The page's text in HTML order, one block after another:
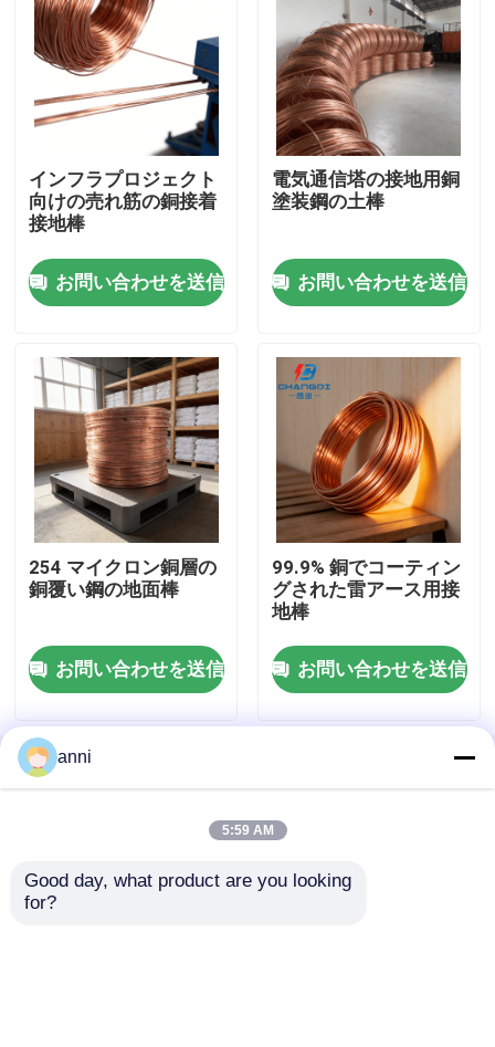
ビデオ
企業情報
会社案内
品質管理
ニュース
すべての場合
見積依頼
19mmの地球棒
16mmの地球棒
銅の覆われた地球の棒
固体銅の埋まっている棒
インフラプロジェクト
向けの売れ筋の銅接着
接地棒
お問い合わせを送信
電気通信塔の接地用銅
塗装鋼の土棒
お問い合わせを送信
254 マイクロン銅層の
銅覆い鋼の地面棒
お問い合わせを送信
99.9% 銅でコーティン
グされた雷アース用接
地棒
お問い合わせを送信
ホーム
Sitemap
Privacy Policy
品質電気地球棒中国工場.Copyright © 2026
anni
5:59 AM
Good day, what product are you looking
for?